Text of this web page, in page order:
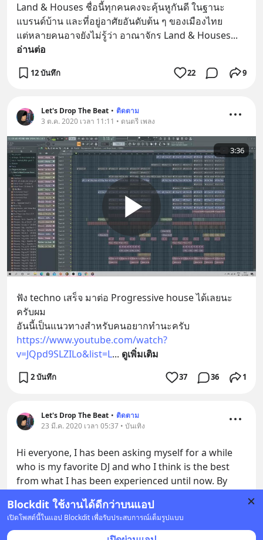
Blockdit ใช้งานได้ดีกว่าบนแอป
เปิดโพสต์นี้ในแอป Blockdit เพื่อรับประสบการณ์เต็มรูปแบบ
Land & Houses ชื่อนี้ทุกคนคงจะคุ้นหูกันดี ในฐานะ
แบรนด์บ้าน และที่อยู่อาศัยอันดับต้น ๆ ของเมืองไทย
แต่หลายคนอาจยังไม่รู้ว่า อาณาจักร Land & Houses
อ่านต่อ
12 บันทึก 22 9
Let's Drop The Beat • ติดตาม
3 ต.ค. 2020 เวลา 11:11 • ดนตรี เพลง
3:36
ฟัง techno เสร็จ มาต่อ Progressive house ได้เลยนะ
ครับผม
อันนี้เป็นแนวทางสำหรับคนอยากทำนะครับ
https://www.youtube.com/watch?
v=JQpd9SLZILo&list=L... ดูเพิ่มเติม
2 บันทึก 37 36 1
Let's Drop The Beat • ติดตาม
23 มี.ค. 2020 เวลา 05:37 • บันเทิง
Hi everyone, I has been asking myself for a while
who is my favorite DJ and who I think is the best
from what I has been experienced until now. By
techni... อ่านต่อ
3 บันทึก 5 1